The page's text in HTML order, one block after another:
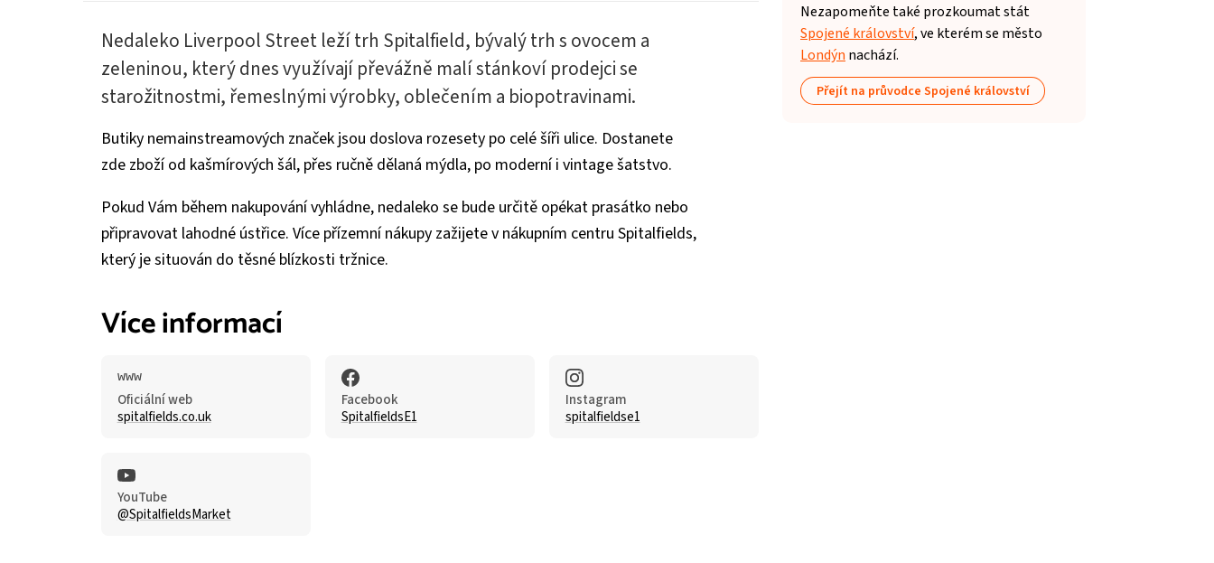
Nedaleko Liverpool Street leží trh Spitalfield, bývalý trh s ovocem a
zeleninou, který dnes využívají převážně malí stánkoví prodejci se
starožitnostmi, řemeslnými výrobky, oblečením a biopotravinami.
Butiky nemainstreamových značek jsou doslova rozesety po celé šíři ulice. Dostanete
zde zboží od kašmírových šál, přes ručně dělaná mýdla, po moderní i vintage šatstvo.
Pokud Vám během nakupování vyhládne, nedaleko se bude určitě opékat prasátko nebo
připravovat lahodné ústřice. Více přízemní nákupy zažijete v nákupním centru Spitalfields,
který je situován do těsné blízkosti tržnice.
Více informací
Oficiální web
spitalfields.co.uk
Facebook
SpitalfieldsE1
Instagram
spitalfieldse1
YouTube
@SpitalfieldsMarket
Nezapomeňte také prozkoumat stát
Spojené království, ve kterém se město
Londýn nachází.
Přejít na průvodce Spojené království